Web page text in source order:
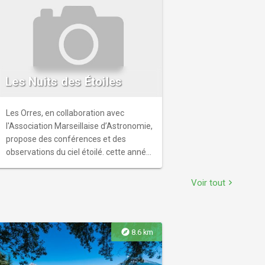
Les Nuits des Étoiles
Les Orres, en collaboration avec
l'Association Marseillaise d’Astronomie,
propose des conférences et des
observations du ciel étoilé. cette année,
Voir tout chevron_right
explore 8.6 km